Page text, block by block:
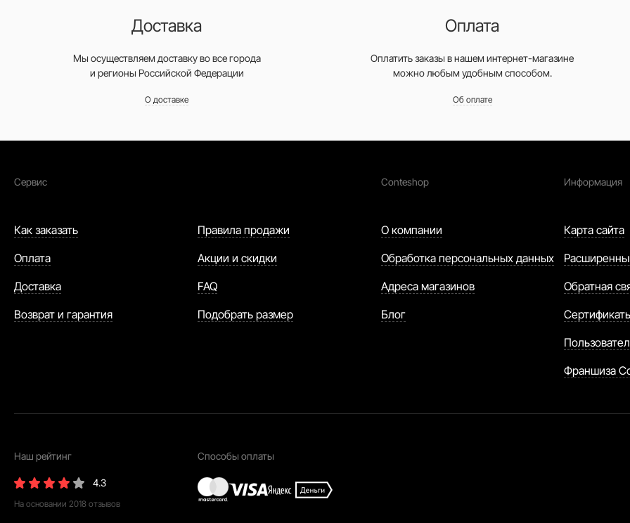
Доставка
Мы осуществляем доставку во все города
и регионы Российской Федерации
О доставке
Оплата
Оплатить заказы в нашем интернет-магазине
можно любым удобным способом.
Об оплате
Сервис
Как заказать
Оплата
Доставка
Возврат и гарантия
Правила продажи
Акции и скидки
FAQ
Подобрать размер
Conteshop
О компании
Обработка персональных данных
Адреса магазинов
Блог
Информация
Карта сайта
Обратная
Франшиза
Наш рейтинг
4.3
На основании 2018 отзывов
Способы оплаты